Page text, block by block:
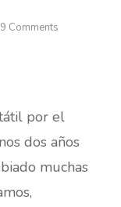
Comments
por el
dos años
muchas